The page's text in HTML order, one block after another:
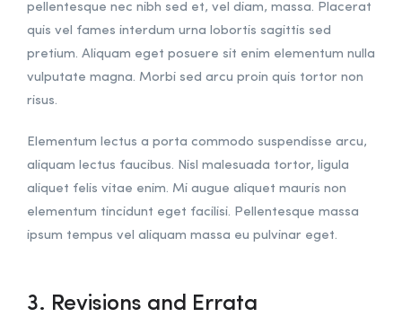
pellentesque nec nibh sed et, vel diam, massa. Placerat
quis vel fames interdum urna lobortis sagittis sed
pretium. Aliquam eget posuere sit enim elementum nulla
vulputate magna. Morbi sed arcu proin quis tortor non
risus.
Elementum lectus a porta commodo suspendisse arcu,
aliquam lectus faucibus. Nisl malesuada tortor, ligula
aliquet felis vitae enim. Mi augue aliquet mauris non
elementum tincidunt eget facilisi. Pellentesque massa
ipsum tempus vel aliquam massa eu pulvinar eget.
3. Revisions and Errata